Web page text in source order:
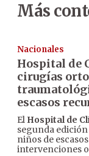
Más
Nacionales
Hospital de
cirugías
escasos
El Hospital de
segunda edición
niños de
intervenciones